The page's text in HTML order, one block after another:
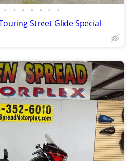
• • • • • • •
Street Glide Special